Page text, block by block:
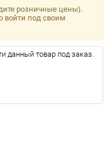
розничные цены).
войти под своим
данный товар под заказ.